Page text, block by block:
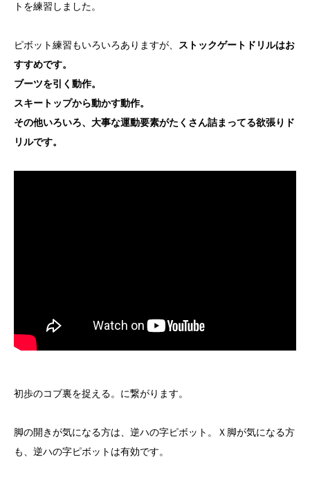
トを練習しました。
ピボット練習もいろいろありますが、 ストックゲートドリルはお
すすめです。
ブーツを引く動作。
スキートップから動かす動作。
その他いろいろ、大事な運動要素がたくさん詰まってる欲張りド
リルです。
初歩のコブ裏を捉える。に繋がります。
脚の開きが気になる方は、逆ハの字ピボット。Ｘ脚が気になる方
も、逆ハの字ピボットは有効です。